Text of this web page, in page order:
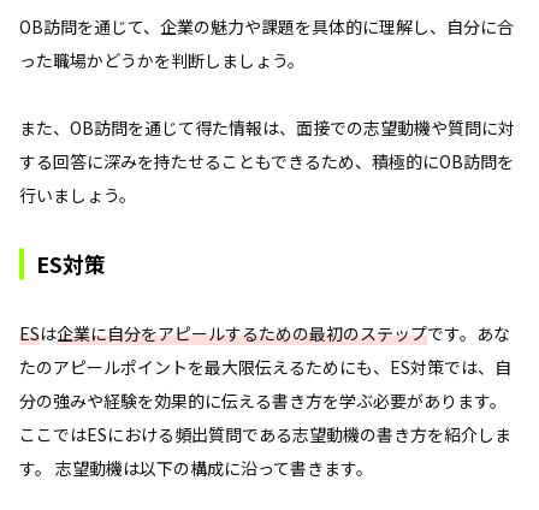
OB訪問を通じて、企業の魅力や課題を具体的に理解し、自分に合
った職場かどうかを判断しましょう。
また、OB訪問を通じて得た情報は、面接での志望動機や質問に対
する回答に深みを持たせることもできるため、積極的にOB訪問を
行いましょう。
ES対策
ESは企業に自分をアピールするための最初のステップです。あな
たのアピールポイントを最大限伝えるためにも、ES対策では、自
分の強みや経験を効果的に伝える書き方を学ぶ必要があります。
ここではESにおける頻出質問である志望動機の書き方を紹介しま
す。 志望動機は以下の構成に沿って書きます。